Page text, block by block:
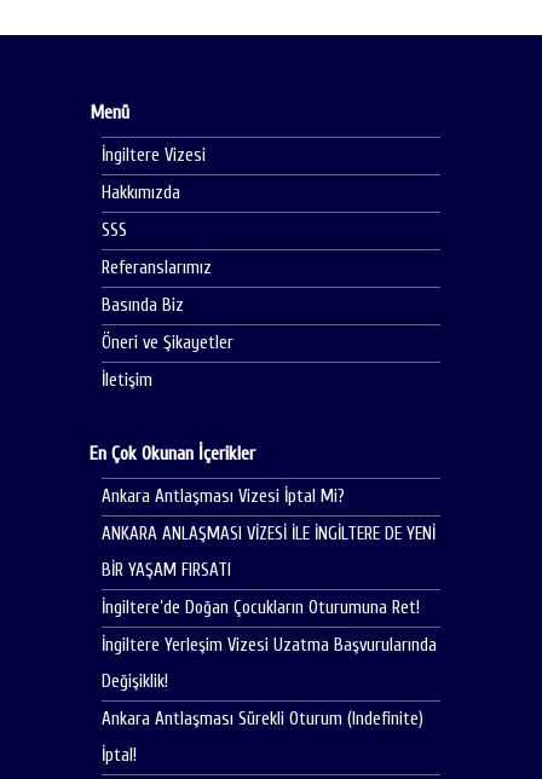
Menü
İngiltere Vizesi
Hakkımızda
SSS
Referanslarımız
Basında Biz
Öneri ve Şikayetler
İletişim
En Çok Okunan İçerikler
Ankara Antlaşması Vizesi İptal Mi?
ANKARA ANLAŞMASI VİZESİ İLE İNGİLTERE DE YENİ
BİR YAŞAM FIRSATI
İngiltere’de Doğan Çocukların Oturumuna Ret!
İngiltere Yerleşim Vizesi Uzatma Başvurularında
Değişiklik!
Ankara Antlaşması Sürekli Oturum (Indefinite)
İptal!